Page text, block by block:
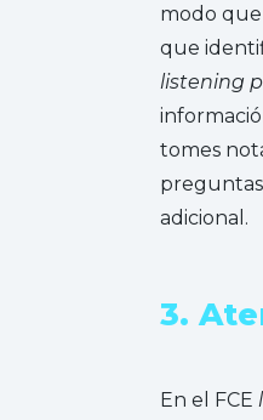
modo
que
listening
tomes
adicional.
3.
En el FCE